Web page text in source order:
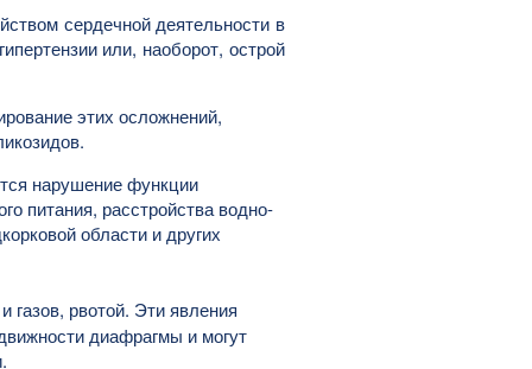
сердечной деятельности в
или, наоборот, острой
этих осложнений,
нарушение функции
питания, расстройства водно-
области и других
газов, рвотой. Эти явления
диафрагмы и могут